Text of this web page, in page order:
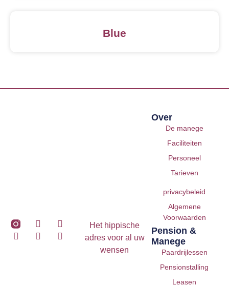
Blue
Over
De manege
Faciliteiten
Personeel
Tarieven
privacybeleid
Algemene
Voorwaarden
Pension &
Manege
Paardrijlessen
Pensionstalling
Leasen
Het hippische
adres voor al uw
wensen